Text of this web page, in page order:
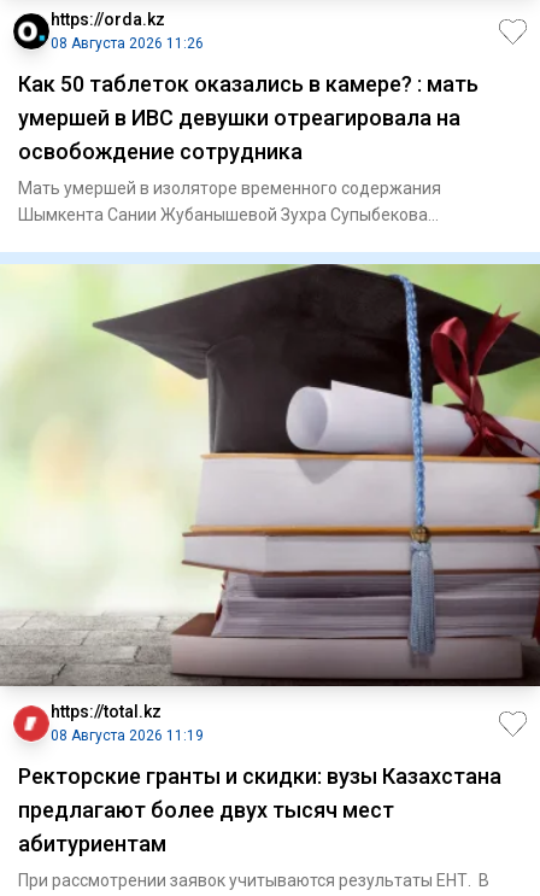
https://orda.kz
08 Августа 2026 11:26
Как 50 таблеток оказались в камере? : мать
умершей в ИВС девушки отреагировала на
освобождение сотрудника
Мать умершей в изоляторе временного содержания
Шымкента Сании Жубанышевой Зухра Супыбекова
https://total.kz
08 Августа 2026 11:19
Ректорские гранты и скидки: вузы Казахстана
предлагают более двух тысяч мест
абитуриентам
При рассмотрении заявок учитываются результаты ЕНТ. В